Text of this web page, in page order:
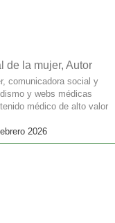
de la mujer, Autor
comunicadora social y
y webs médicas
médico de alto valor
2026